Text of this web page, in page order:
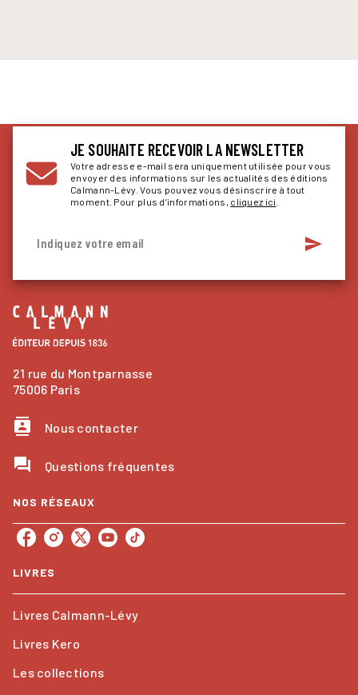
JE SOUHAITE RECEVOIR LA NEWSLETTER
Votre adresse e-mail sera uniquement utilisée pour vous
envoyer des informations sur les actualités des éditions
Calmann-Lévy. Vous pouvez vous désinscrire à tout
moment. Pour plus d’informations, cliquez ici
Indiquez votre email send
21 rue du Montparnasse
75006 Paris
contacts Nous contacter
question_answer Questions fréquentes
NOS RÉSEAUX
LIVRES
Livres Calmann-Lévy
Livres Kero
Les collections